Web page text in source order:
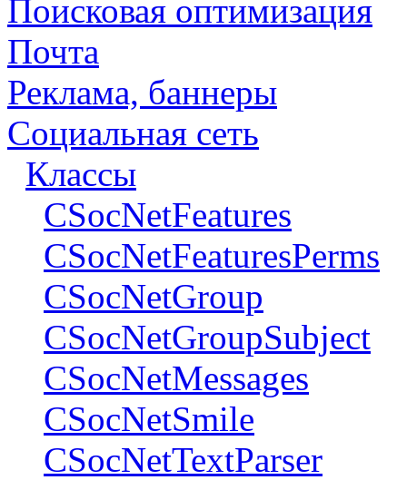
Поисковая оптимизация
Почта
Реклама, баннеры
Социальная сеть
Классы
CSocNetFeatures
CSocNetFeaturesPerms
CSocNetGroup
CSocNetGroupSubject
CSocNetMessages
CSocNetSmile
CSocNetTextParser